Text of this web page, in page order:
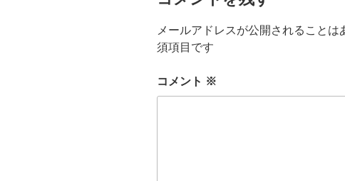
メールアドレスが公開されることは
須項目です
コメント ※